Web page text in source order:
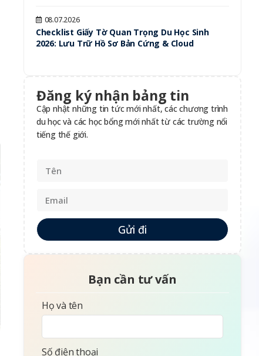
08.07.2026
Checklist Giấy Tờ Quan Trọng Du Học Sinh
2026: Lưu Trữ Hồ Sơ Bản Cứng & Cloud
Đăng ký nhận bảng tin
Cập nhật những tin tức mới nhất, các chương trình
du học và các học bổng mới nhất từ các trường nổi
tiếng thế giới.
Gửi đi
Bạn cần tư vấn
Họ và tên
Số điện thoại